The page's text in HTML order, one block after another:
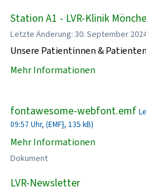
Station A1 - LVR-Klinik
Letzte Änderung: 30. September
Unsere Patientinnen & Patienten
Mehr Informationen
fontawesome-webfont.emf
09:57 Uhr, (EMF}, 135 kB)
Mehr Informationen
Dokument
LVR-Newsletter